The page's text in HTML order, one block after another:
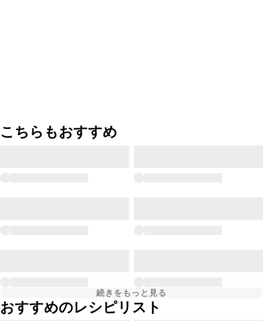
こちらもおすすめ
続きをもっと見る
おすすめのレシピリスト